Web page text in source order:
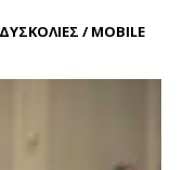
/ MOBILE